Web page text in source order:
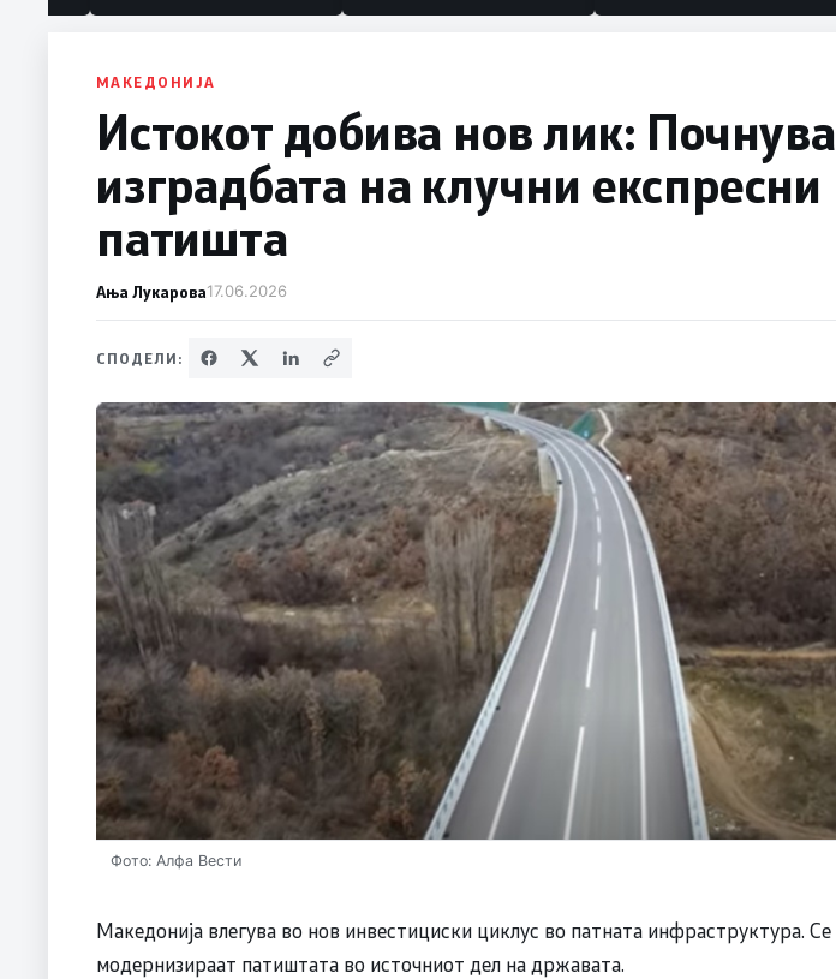
МАКЕДОНИЈА
Истокот добива нов лик: Почнува
изградбата на клучни експресни
патишта
Ања Лукарова17.06.2026
СПОДЕЛИ:
Фото: Алфа Вести
Македонија влегува во нов инвестициски циклус во патната инфраструктура. Се
модернизираат патиштата во источниот дел на државата.